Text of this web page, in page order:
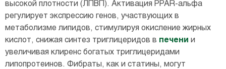
высокой плотности (ЛПВП). Активация PPAR-альфа
регулирует экспрессию генов, участвующих в
метаболизме липидов, стимулируя окисление жирных
кислот, снижая синтез триглицеридов в печени и
увеличивая клиренс богатых триглицеридами
липопротеинов. Фибраты, как и статины, могут